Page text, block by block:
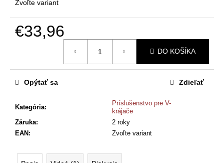
Zvoľte variant
€33,96
DO KOŠÍKA
Kategória:
Príslušenstvo pre V-
krájače
Záruka:
2 roky
EAN: Zvoľte variant
Opýtať sa Zdieľať
m
KRÁJAČ
V5
POWERLINE
PROFI
SET